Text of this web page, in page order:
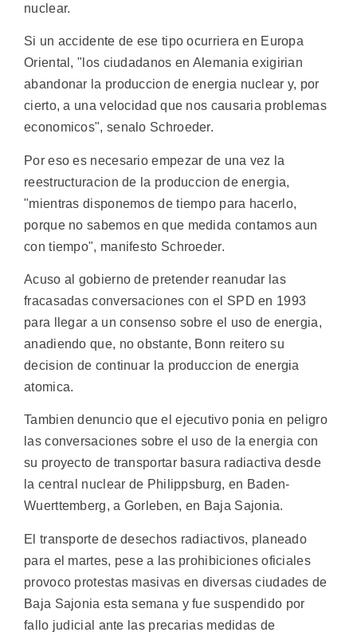
nuclear.
Si un accidente de ese tipo ocurriera en Europa
Oriental, "los ciudadanos en Alemania exigirian
abandonar la produccion de energia nuclear y, por
cierto, a una velocidad que nos causaria problemas
economicos", senalo Schroeder.
Por eso es necesario empezar de una vez la
reestructuracion de la produccion de energia,
"mientras disponemos de tiempo para hacerlo,
porque no sabemos en que medida contamos aun
con tiempo", manifesto Schroeder.
Acuso al gobierno de pretender reanudar las
fracasadas conversaciones con el SPD en 1993
para llegar a un consenso sobre el uso de energia,
anadiendo que, no obstante, Bonn reitero su
decision de continuar la produccion de energia
atomica.
Tambien denuncio que el ejecutivo ponia en peligro
las conversaciones sobre el uso de la energia con
su proyecto de transportar basura radiactiva desde
la central nuclear de Philippsburg, en Baden-
Wuerttemberg, a Gorleben, en Baja Sajonia.
El transporte de desechos radiactivos, planeado
para el martes, pese a las prohibiciones oficiales
provoco protestas masivas en diversas ciudades de
Baja Sajonia esta semana y fue suspendido por
fallo judicial ante las precarias medidas de